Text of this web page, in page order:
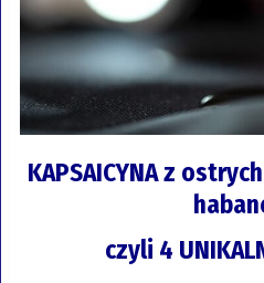
KAPSAICYNA z
czyli 4